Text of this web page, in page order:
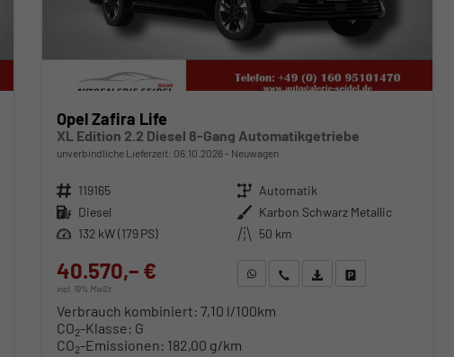
Opel Zafira Life
XL Edition 2.2 Diesel 8-Gang Automatikgetriebe
unverbindliche Lieferzeit: 06.10.2026 Neuwagen
Fahrzeugnr. 119165 Getriebe Automatik
Kraftstoff Diesel Außenfarbe Karbon Schwarz Metallic
Leistung 132 kW (179 PS) Kilometerstand 50 km
40.570,– €
incl. 19% MwSt.
WhatsApp anfragen
Wir rufen Sie anFahrzeugexposé (PDF)
Fahrzeug parken
Verbrauch kombiniert: 7,10 l/100km
CO2-Klasse: G
CO2-Emissionen: 182,00 g/km